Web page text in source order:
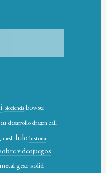
biociencia bowser
desarrollodragon ball
halo historia
videojuegos
metal gear solid